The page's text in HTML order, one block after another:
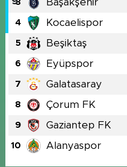
3
4 Kocaelispor
5 Beşiktaş
6 Eyüpspor
7 Galatasaray
8 Çorum FK
9 Gaziantep FK
10 Alanyaspor